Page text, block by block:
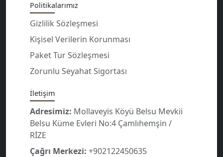
Politikalarımız
Gizlilik Sözleşmesi
Kişisel Verilerin Korunması
Paket Tur Sözleşmesi
Zorunlu Seyahat Sigortası
İletişim
Adresimiz: Mollaveyis Köyü Belsu Mevkii
Belsu Küme Evleri No:4 Çamlıhemşin /
RİZE
Çağrı Merkezi: +902122450635